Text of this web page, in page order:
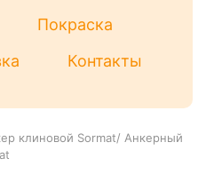
Покраска
Контакты
клиновой Sormat/ Анкерный